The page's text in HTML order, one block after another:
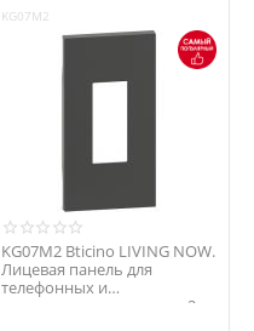
KG07M2
KG07M2 Bticino LIVING NOW.
Лицевая панель для
телефонных и
компьютерных розеток 2